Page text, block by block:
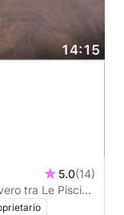
5.0(14)
tra Le Piscine